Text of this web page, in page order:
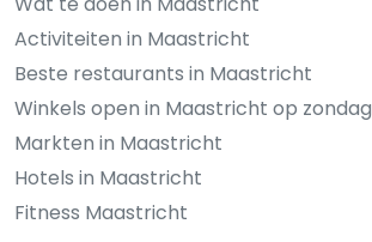
Activiteiten in Maastricht
Beste restaurants in Maastricht
Winkels open in Maastricht op zondag
Markten in Maastricht
Hotels in Maastricht
Fitness Maastricht